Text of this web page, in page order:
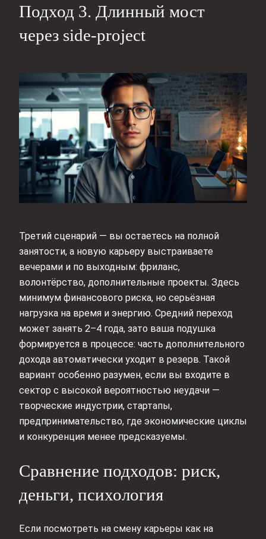
Подход 3. Длинный мост
через side‑project
Третий сценарий — вы остаетесь на полной
занятости, а новую карьеру выстраиваете
вечерами и по выходным: фриланс,
волонтёрство, дополнительные проекты. Здесь
минимум финансового риска, но серьёзная
нагрузка на время и энергию. Средний переход
может занять 2–4 года, зато ваша подушка
формируется в процессе: часть дополнительного
дохода автоматически уходит в резерв. Такой
вариант особенно разумен, если вы входите в
сектор с высокой вероятностью неудачи —
творческие индустрии, стартапы,
предпринимательство, где экономические циклы
и конкуренция менее предсказуемы.
Сравнение подходов: риск,
деньги, психология
Если посмотреть на смену карьеры как на